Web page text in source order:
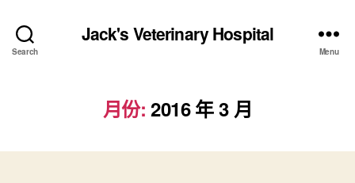
Search
Jack's Veterinary Hospital
Menu
月份: 2016 年 3 月